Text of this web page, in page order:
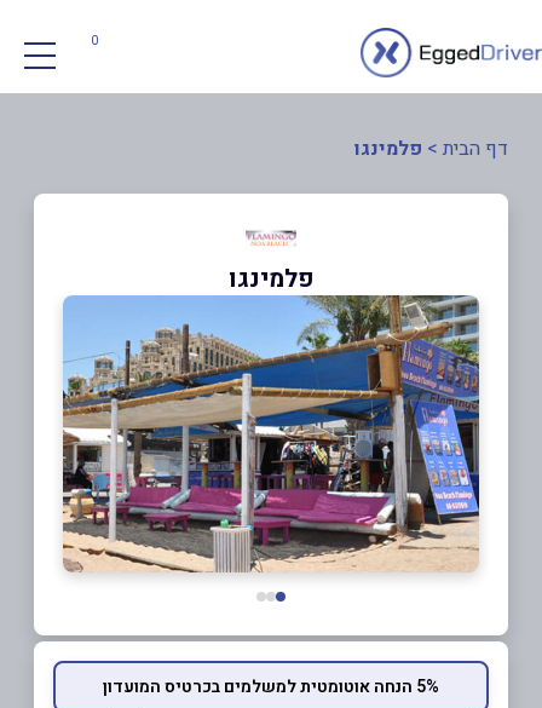
0
דף הבית > פלמינגו
פלמינגו
5% הנחה אוטומטית למשלמים בכרטיס המועדון